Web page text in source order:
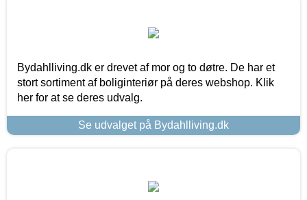
Bydahlliving.dk er drevet af mor og to døtre. De har et
stort sortiment af boliginteriør på deres webshop. Klik
her for at se deres udvalg.
Se udvalget på Bydahlliving.dk